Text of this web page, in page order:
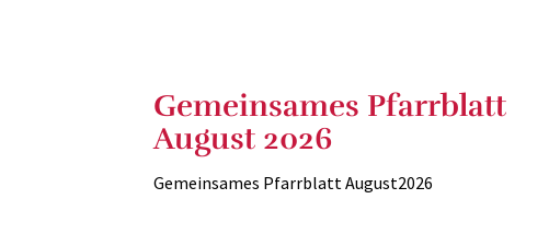
Gemeinsames Pfarrblatt
August 2026
Gemeinsames Pfarrblatt August2026